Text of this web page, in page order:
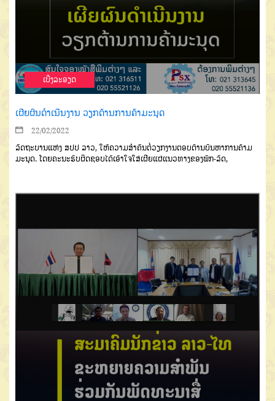
ເບີ່ງລະອຽດ
ເຜີຍຜົນດຳເນີນງານ ວຽກຕ້ານການຄ້າມະນຸດ
22/02/2022
ລັດຖະບານແຫ່ງ ສປປ ລາວ, ໃຫ້ຄວາມສຳຄັນຕໍ່ວຽກງານຕອບຕ້ານບັນຫາການຄ້າມ
ມະນຸດ. ໂດຍຄະນະຮັບຜິດຊອບໄດ້ເອົາໃຈໃສ່ເຜີຍແຜ່ແນວທາງຂອງພັກ-ລັດ,